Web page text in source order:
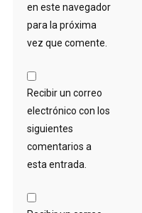
en este navegador
para la próxima
vez que comente.
Recibir un correo
electrónico con los
siguientes
comentarios a
esta entrada.